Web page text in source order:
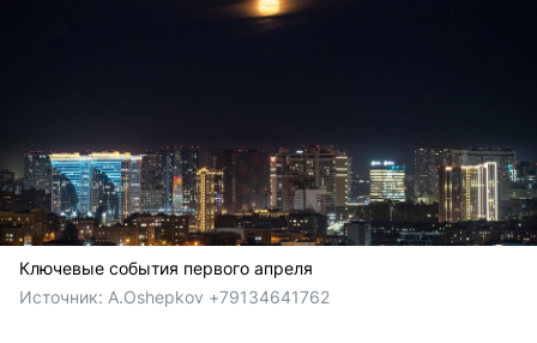
Ключевые события первого апреля
Источник: A.Oshepkov +79134641762